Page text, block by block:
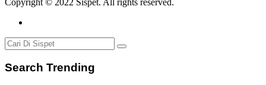
Search Trending